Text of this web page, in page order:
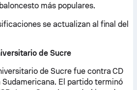
más populares.
se actualizan al final del
de Sucre
de Sucre fue contra CD
Sudamericana. El partido terminó